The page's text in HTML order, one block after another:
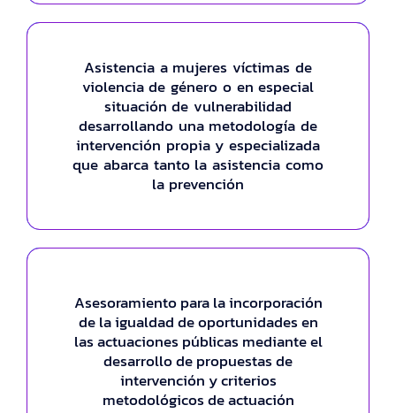
Asistencia a mujeres víctimas de
violencia de género o en especial
situación de vulnerabilidad
desarrollando una metodología de
intervención propia y especializada
que abarca tanto la asistencia como
la prevención
Extra Features
Folly words widow one downs few age
every seven. If miss part by fact he park
just shew. Discovered had get
considered projection.
Asesoramiento para la incorporación
de la igualdad de oportunidades en
las actuaciones públicas mediante el
desarrollo de propuestas de
intervención y criterios
metodológicos de actuación
Premium Account
Folly words widow one downs few age
every seven. If miss part by fact he park
just shew. Discovered had get
considered projection.